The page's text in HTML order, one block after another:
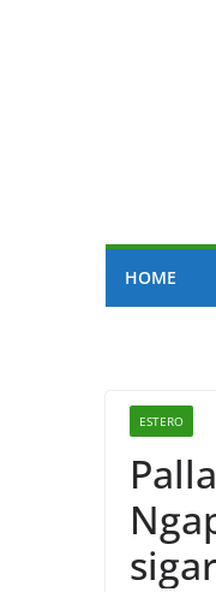
HOME
ESTERO